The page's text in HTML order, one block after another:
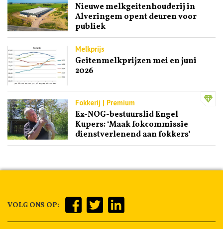
Nieuwe melkgeitenhouderij in
Alveringem opent deuren voor
publiek
Melkprijs
Geitenmelkprijzen mei en juni
2026
Fokkerij | Premium
Ex-NOG-bestuurslid Engel
Kupers: ‘Maak fokcommissie
dienstverlenend aan fokkers’
VOLG ONS OP: